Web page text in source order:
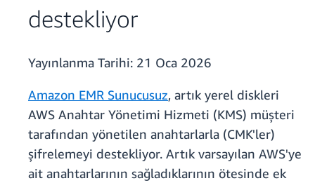
destekliyor
Yayınlanma Tarihi: 21 Oca 2026
Amazon EMR Sunucusuz, artık yerel diskleri
AWS Anahtar Yönetimi Hizmeti (KMS) müşteri
tarafından yönetilen anahtarlarla (CMK'ler)
şifrelemeyi destekliyor. Artık varsayılan AWS'ye
ait anahtarlarının sağladıklarının ötesinde ek